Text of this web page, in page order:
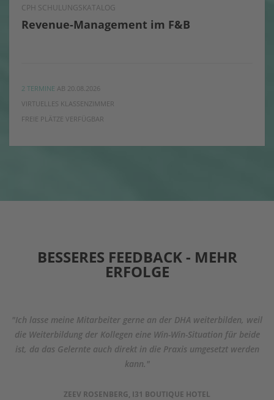
CPH SCHULUNGSKATALOG
Revenue-Management im F&B
2 TERMINE AB 20.08.2026
VIRTUELLES KLASSENZIMMER
FREIE PLÄTZE VERFÜGBAR
BESSERES FEEDBACK - MEHR
ERFOLGE
"Ich lasse meine Mitarbeiter gerne an der DHA weiterbilden, weil
die Weiterbildung der Kollegen eine Win-Win-Situation für beide
ist, da das Gelernte auch direkt in die Praxis umgesetzt werden
kann."
ZEEV ROSENBERG, I31 BOUTIQUE HOTEL